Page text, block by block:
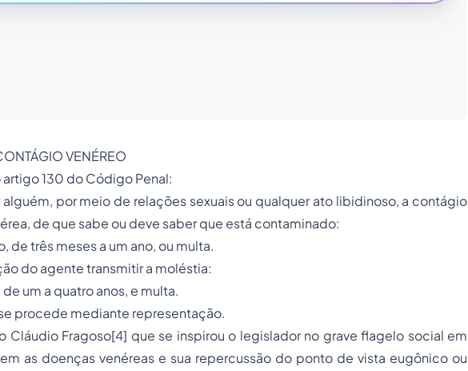
VENÉREO
artigo 130 do Código Penal:
alguém, por meio de relações sexuais ou qualquer ato libidinoso, a contágio
de que sabe ou deve saber que está contaminado:
de três meses a um ano, ou multa.
do agente transmitir a moléstia:
um a quatro anos, e multa.
procede mediante representação.
Cláudio Fragoso[4] que se inspirou o legislador no grave flagelo social em
as doenças venéreas e sua repercussão do ponto de vista eugônico ou